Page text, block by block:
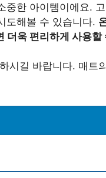
한 아이템이에요.
도해볼 수 있습니다.
더욱 편리하게 사용할
시길 바랍니다. 매트